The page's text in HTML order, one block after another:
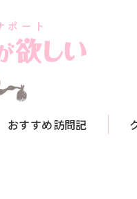
おすすめ訪問記